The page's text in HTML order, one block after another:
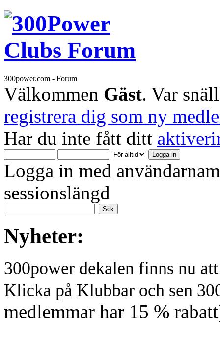
300power.com - Forum
Välkommen Gäst. Var
registrera dig som ny
Har du inte fått ditt
Logga in med
sessionslängd
Nyheter:
300power dekalen finns nu
Klicka på Klubbar och sen
medlemmar har 15 %